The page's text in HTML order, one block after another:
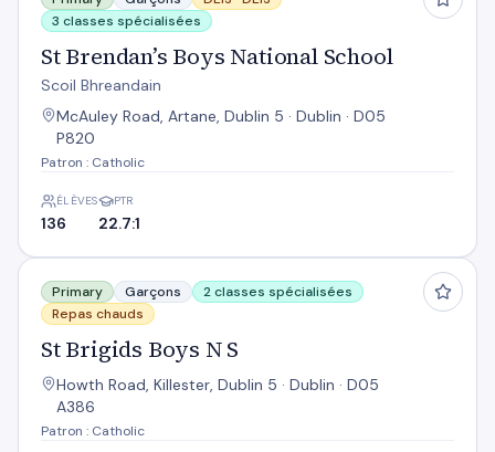
3 classes spécialisées
St Brendan’s Boys National School
Scoil Bhreandain
McAuley Road, Artane, Dublin 5 · Dublin · D05
P820
Patron : Catholic
ÉLÈVES
136
PTR
22.7:1
St Brigids Boys N S
Primary Garçons
2 classes spécialisées
Repas chauds
St Brigids Boys N S
Howth Road, Killester, Dublin 5 · Dublin · D05
A386
Patron : Catholic